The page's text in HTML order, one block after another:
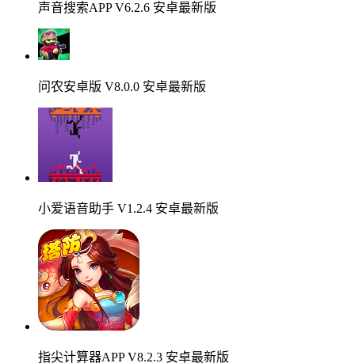
声音搜索APP V6.2.6 安卓最新版
问农安卓版 V8.0.0 安卓最新版
小爱语音助手 V1.2.4 安卓最新版
指尖计算器APP V8.2.3 安卓最新版